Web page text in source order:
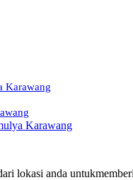
Karawang
Karawang
lokasi anda